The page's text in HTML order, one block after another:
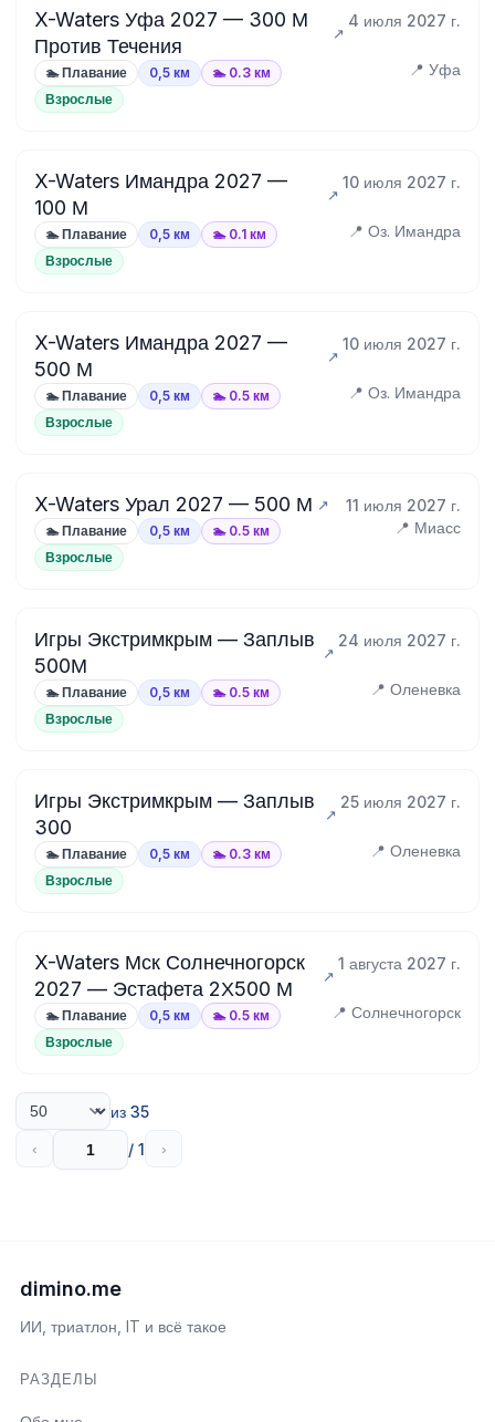
X-Waters Уфа 2027 — 300 М
Против Течения
4 июля 2027 г.
🏊 Плавание 0,5 км 🏊 0.3 км 📍 Уфа
Взрослые
X-Waters Имандра 2027 —
100 М
10 июля 2027 г.
🏊 Плавание 0,5 км 🏊 0.1 км 📍 Оз. Имандра
Взрослые
X-Waters Имандра 2027 —
500 М
10 июля 2027 г.
🏊 Плавание 0,5 км 🏊 0.5 км 📍 Оз. Имандра
Взрослые
X-Waters Урал 2027 — 500 М 11 июля 2027 г.
🏊 Плавание 0,5 км 🏊 0.5 км 📍 Миасс
Взрослые
Игры Экстримкрым — Заплыв
500М
24 июля 2027 г.
🏊 Плавание 0,5 км 🏊 0.5 км 📍 Оленевка
Взрослые
Игры Экстримкрым — Заплыв
300
25 июля 2027 г.
🏊 Плавание 0,5 км 🏊 0.3 км 📍 Оленевка
Взрослые
X-Waters Мск Солнечногорск
2027 — Эстафета 2Х500 М
1 августа 2027 г.
🏊 Плавание 0,5 км 🏊 0.5 км 📍 Солнечногорск
Взрослые
из 35
‹ / 1 ›
dimino.me
ИИ, триатлон, IT и всё такое
РАЗДЕЛЫ